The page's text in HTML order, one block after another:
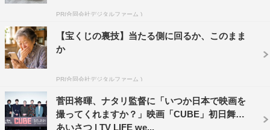
思うよね。自分がCUBEの中にいるってあり得ないもん」
最後に映画を代表し、主演を務めた菅田が「本日はありが
とうございました。映画『CUBE』完成しました。コロナ
になって、最初の緊急事態宣言明けてすぐの撮影で、僕ら
自身も実生活の状況ともリンクしながらの撮影でした。な
んとか完成して、映画を見てもらえることにホッとしてま
PR(合同会社デジタルファーム )
【宝くじの裏技】当たる側に回るか、このまま
か
PR(合同会社デジタルファーム )
菅田将暉、ナタリ監督に「いつか日本で映画を
撮ってくれますか？」映画「CUBE」初日舞台
あいさつ | TV LIFE we...